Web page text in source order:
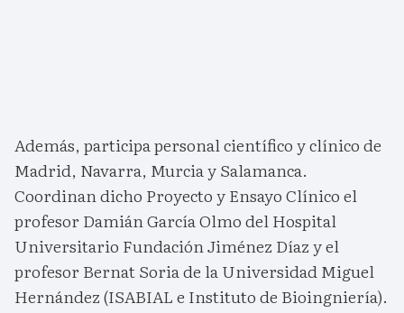
Además, participa personal científico y clínico de
Madrid, Navarra, Murcia y Salamanca.
Coordinan dicho Proyecto y Ensayo Clínico el
profesor Damián García Olmo del Hospital
Universitario Fundación Jiménez Díaz y el
profesor Bernat Soria de la Universidad Miguel
Hernández (ISABIAL e Instituto de Bioingniería).